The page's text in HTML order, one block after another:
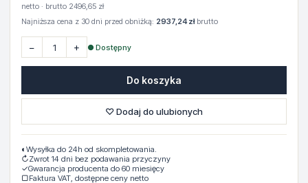
netto · brutto 2496,65 zł
Najniższa cena z 30 dni przed obniżką: 2937,24 złbrutto
− + ● Dostępny
Do koszyka
♡ Dodaj do ulubionych
◐ Wysyłka do 24h od skompletowania.
↻Zwrot 14 dni bez podawania przyczyny
✓Gwarancja producenta do 60 miesięcy
▢Faktura VAT, dostępne ceny netto